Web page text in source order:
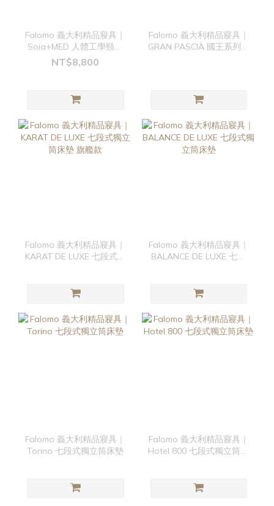
Falomo 義大利精品寢具｜
Soia+MED 人體工學頸枕
適合側睡
NT$8,800
Falomo 義大利精品寢具｜
GRAN PASCIÀ 國王系列獨
Falomo 義大利精品寢具｜
KARAT DE LUXE 七段式獨
Falomo 義大利精品寢具｜
BALANCE DE LUXE 七段
Falomo 義大利精品寢具｜
Torino 七段式獨立筒床墊
Falomo 義大利精品寢具｜
Hotel 800 七段式獨立筒床